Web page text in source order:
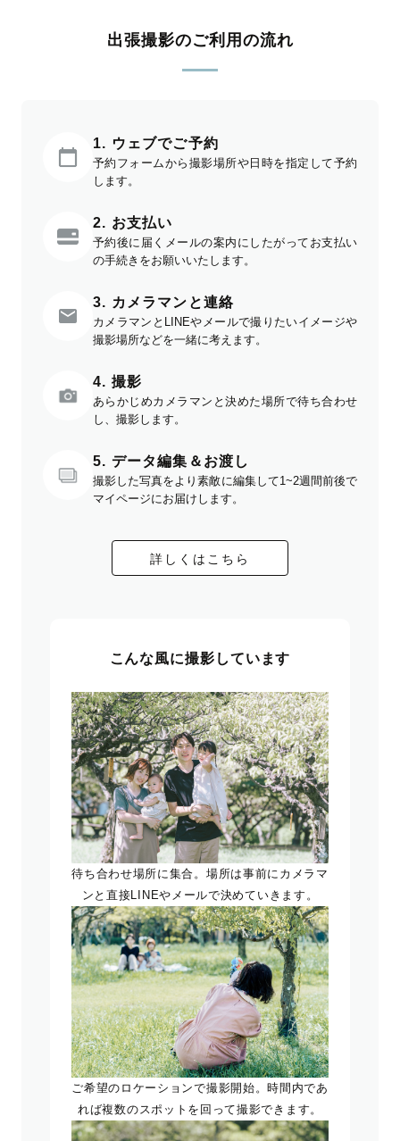
出張撮影のご利用の流れ
1. ウェブでご予約
予約フォームから撮影場所や日時を指定して予約
します。
2. お支払い
予約後に届くメールの案内にしたがってお支払い
の手続きをお願いいたします。
3. カメラマンと連絡
カメラマンとLINEやメールで撮りたいイメージや
撮影場所などを一緒に考えます。
4. 撮影
あらかじめカメラマンと決めた場所で待ち合わせ
し、撮影します。
5. データ編集＆お渡し
撮影した写真をより素敵に編集して1~2週間前後で
マイページにお届けします。
詳しくはこちら
こんな風に撮影しています
待ち合わせ場所に集合。場所は事前にカメラマ
ンと直接LINEやメールで決めていきます。
ご希望のロケーションで撮影開始。時間内であ
れば複数のスポットを回って撮影できます。